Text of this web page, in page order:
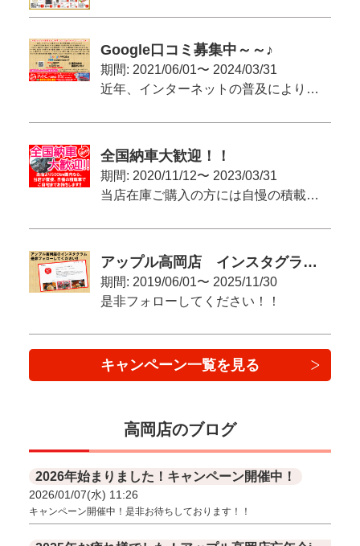
Google口コミ募集中～～♪
期間: 2021/06/01〜 2024/03/31
近年、インターネットの普及により、特に携帯電話・スマートフォンにて訪れる予定のお店の口コミなどを確認にて訪問される方が大変増えています。
全国納車大歓迎！！
期間: 2020/11/12〜 2023/03/31
当店在庫ご購入の方には自慢の積載車に載せて納車可能です！！
アップル高岡店 インスタグラム開設！！
期間: 2019/06/01〜 2025/11/30
是非フォローしてください！！
キャンペーン一覧を見る
高岡店のブログ
2026年始まりました！キャンペーン開催中！
2026/01/07(水) 11:26
キャンペーン開催中！是非お待ちしております！！